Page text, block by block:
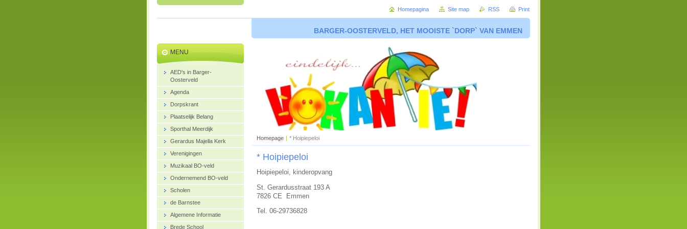
BARGER-OOSTERVELD, HET MOOISTE `DORP` VAN EMMEN
Homepage | * Hoipiepeloi
* Hoipiepeloi
Hoipiepeloi, kinderopvang
St. Gerardusstraat 193 A
7826 CE Emmen
Tel. 06-29736828
MENU
AED's in Barger-
Oosterveld
Agenda
Dorpskrant
Plaatselijk Belang
Sporthal Meerdijk
Gerardus Majella Kerk
Verenigingen
Muzikaal BO-veld
Ondernemend BO-veld
Scholen
de Barnstee
Algemene Informatie
Brede School
Homepagina Site map RSS Print